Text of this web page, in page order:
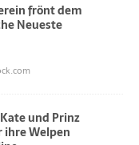
frönt dem
Neueste
und Prinz
ihre Welpen